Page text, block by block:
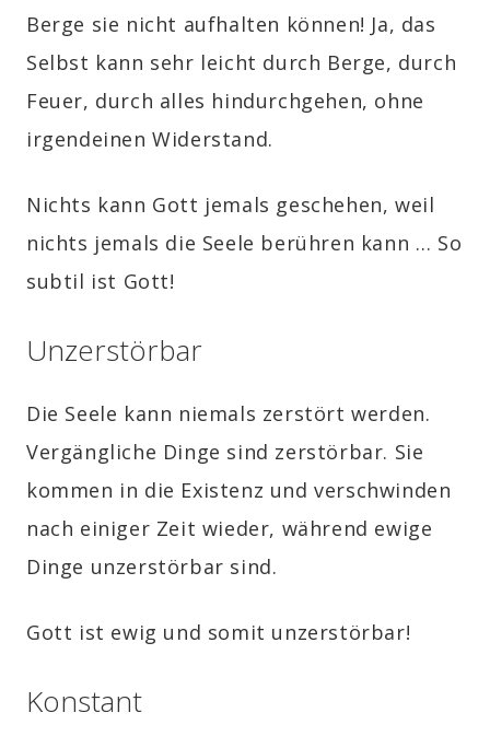
Berge sie nicht aufhalten können! Ja, das
Selbst kann sehr leicht durch Berge, durch
Feuer, durch alles hindurchgehen, ohne
irgendeinen Widerstand.
Nichts kann Gott jemals geschehen, weil
nichts jemals die Seele berühren kann … So
subtil ist Gott!
Unzerstörbar
Die Seele kann niemals zerstört werden.
Vergängliche Dinge sind zerstörbar. Sie
kommen in die Existenz und verschwinden
nach einiger Zeit wieder, während ewige
Dinge unzerstörbar sind.
Gott ist ewig und somit unzerstörbar!
Konstant